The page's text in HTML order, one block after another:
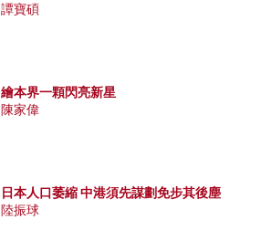
譚寶碩
繪本界一顆閃亮新星
陳家偉
日本人口萎縮 中港須先謀劃免步其後塵
陸振球